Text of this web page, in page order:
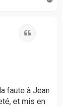
faute à Jean
et mis en